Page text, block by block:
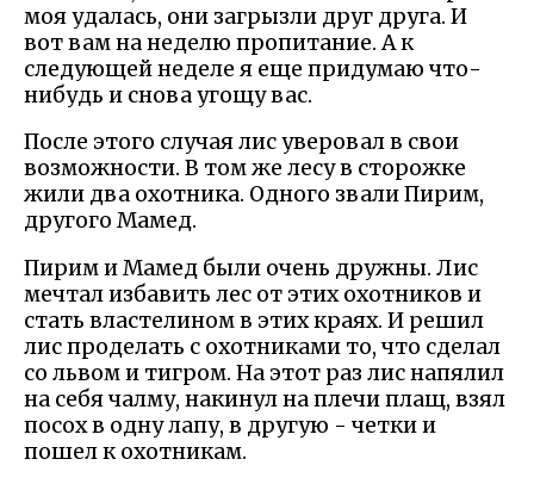
моя удалась, они загрызли друг друга. И
вот вам на неделю пропитание. А к
следующей неделе я еще придумаю что-
нибудь и снова угощу вас.
После этого случая лис уверовал в свои
возможности. В том же лесу в сторожке
жили два охотника. Одного звали Пирим,
другого Мамед.
Пирим и Мамед были очень дружны. Лис
мечтал избавить лес от этих охотников и
стать властелином в этих краях. И решил
лис проделать с охотниками то, что сделал
со львом и тигром. На этот раз лис напялил
на себя чалму, накинул на плечи плащ, взял
посох в одну лапу, в другую - четки и
пошел к охотникам.